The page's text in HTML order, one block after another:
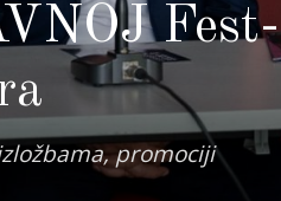
Fest-
promociji